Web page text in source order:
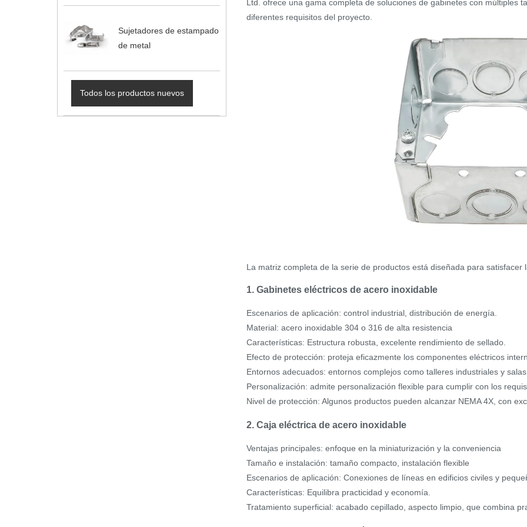
Sujetadores de estampado
de metal
Todos los productos nuevos
Ltd. ofrece una gama completa de soluciones de gabinetes con múltiples
diferentes requisitos del proyecto.
La matriz completa de la serie de productos está diseñada para
1. Gabinetes eléctricos de acero inoxidable
Escenarios de aplicación: control industrial, distribución de energía.
Material: acero inoxidable 304 o 316 de alta resistencia
Características: Estructura robusta, excelente rendimiento de sellado.
Efecto de protección: proteja eficazmente los componentes eléctricos
Entornos adecuados: entornos complejos como talleres industriales y
Personalización: admite personalización flexible para cumplir con los
Nivel de protección: Algunos productos pueden alcanzar NEMA 4X, con
2. Caja eléctrica de acero inoxidable
Ventajas principales: enfoque en la miniaturización y la conveniencia
Tamaño e instalación: tamaño compacto, instalación flexible
Escenarios de aplicación: Conexiones de líneas en edificios civiles y
Características: Equilibra practicidad y economía.
Tratamiento superficial: acabado cepillado, aspecto limpio, que combina